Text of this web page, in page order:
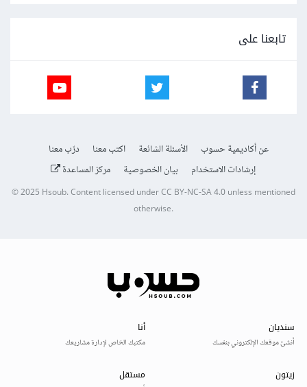
تابعنا على
عن أكاديمية حسوب الأسئلة الشائعة اكتب معنا
درّب معنا
إرشادات الاستخدام
بيان الخصوصية مركز المساعدة
© 2025Hsoub.Content licensed underCC BY-NC-SA 4.0unless mentioned
otherwise.